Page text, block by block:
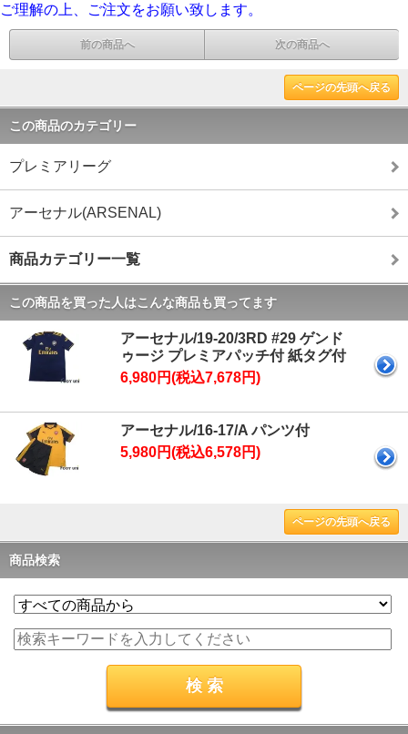
ご理解の上、ご注文をお願い致します。
前の商品へ 次の商品へ
ページの先頭へ戻る
この商品のカテゴリー
プレミアリーグ
アーセナル(ARSENAL)
商品カテゴリー一覧
この商品を買った人はこんな商品も買ってます
アーセナル/19-20/3RD #29 ゲンド
ゥージ プレミアパッチ付 紙タグ付
6,980円(税込7,678円)
アーセナル/16-17/A パンツ付
5,980円(税込6,578円)
ページの先頭へ戻る
商品検索